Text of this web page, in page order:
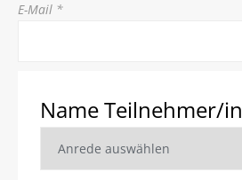
E-Mail *
Name Teilnehmer/in